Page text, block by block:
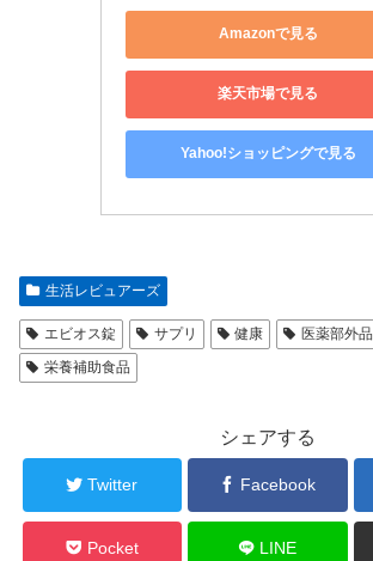
Amazonで見る
楽天市場で見る
Yahoo!ショッピングで見る
生活レビュアーズ
エビオス錠 サプリ 健康 医薬部外品
栄養補助食品
シェアする
Twitter Facebook
Pocket LINE